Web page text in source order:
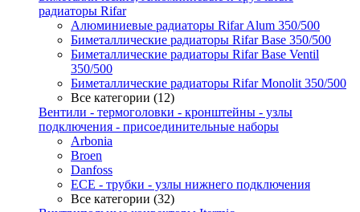
радиаторы Rifar
Алюминиевые радиаторы Rifar Alum 350/500
Биметаллические радиаторы Rifar Base 350/500
Биметаллические радиаторы Rifar Base Ventil
350/500
Биметаллические радиаторы Rifar Monolit 350/500
Все категории (12)
Вентили - термоголовки - кронштейны - узлы
подключения - присоединительные наборы
Arbonia
Broen
Danfoss
ECE - трубки - узлы нижнего подключения
Все категории (32)